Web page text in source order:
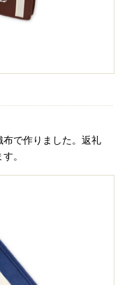
で作りました。返礼
。